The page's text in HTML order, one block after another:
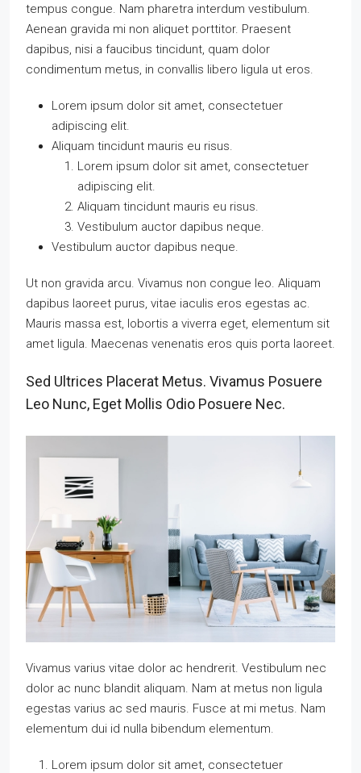
tempus congue. Nam pharetra interdum vestibulum.
Aenean gravida mi non aliquet porttitor. Praesent
dapibus, nisi a faucibus tincidunt, quam dolor
condimentum metus, in convallis libero ligula ut eros.
Lorem ipsum dolor sit amet, consectetuer
adipiscing elit.
Aliquam tincidunt mauris eu risus.
Lorem ipsum dolor sit amet, consectetuer
adipiscing elit.
Aliquam tincidunt mauris eu risus.
Vestibulum auctor dapibus neque.
Vestibulum auctor dapibus neque.
Ut non gravida arcu. Vivamus non congue leo. Aliquam
dapibus laoreet purus, vitae iaculis eros egestas ac.
Mauris massa est, lobortis a viverra eget, elementum sit
amet ligula. Maecenas venenatis eros quis porta laoreet.
Sed Ultrices Placerat Metus. Vivamus Posuere
Leo Nunc, Eget Mollis Odio Posuere Nec.
Vivamus varius vitae dolor ac hendrerit. Vestibulum nec
dolor ac nunc blandit aliquam. Nam at metus non ligula
egestas varius ac sed mauris. Fusce at mi metus. Nam
elementum dui id nulla bibendum elementum.
Lorem ipsum dolor sit amet, consectetuer